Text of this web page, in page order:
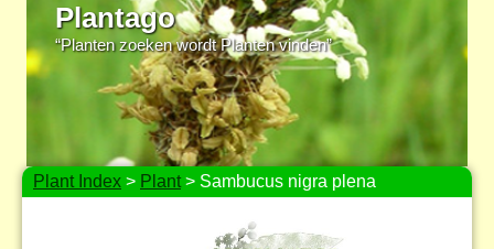
Plantago
“Planten zoeken wordt Planten vinden”
Plant Index > Plant> Sambucus nigra plena